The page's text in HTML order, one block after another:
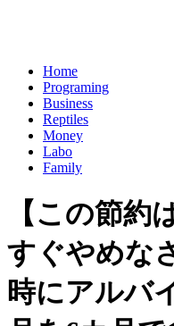
Home
Programing
Business
Reptiles
Money
Labo
Family
【この節約
すぐやめな
時にアルバ